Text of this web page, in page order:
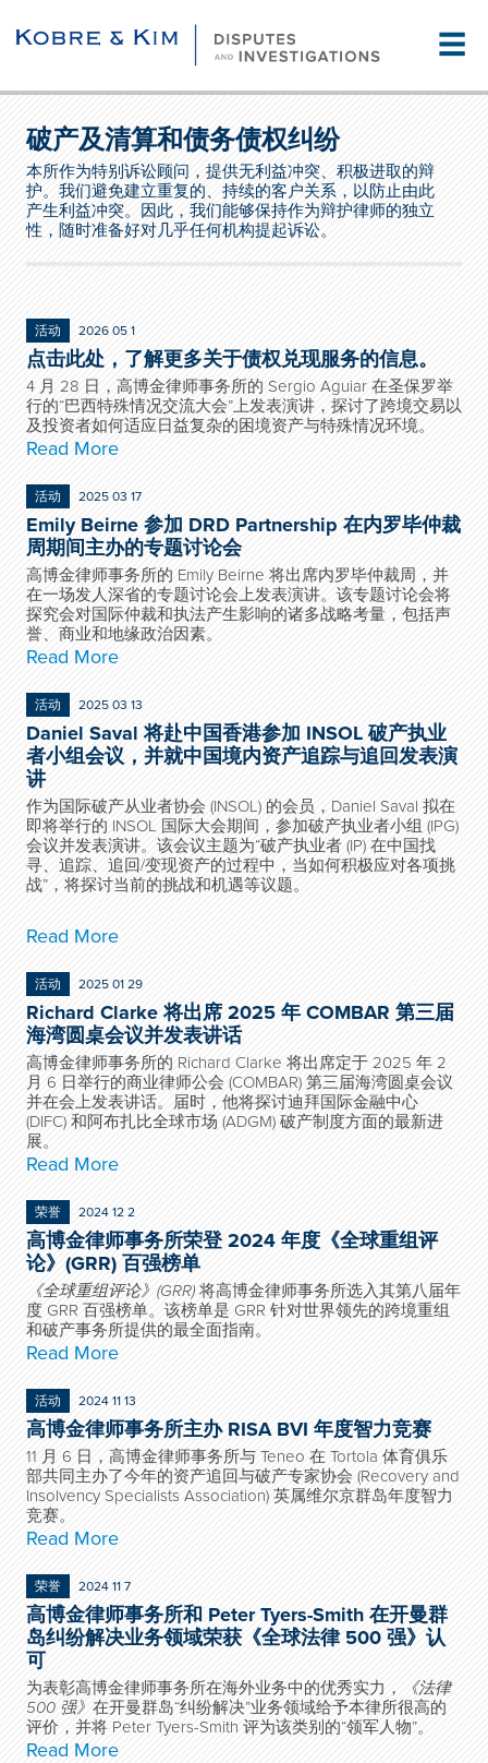
☰
破产及清算和债务债权纠纷
本所作为特别诉讼顾问，提供无利益冲突、积极进取的辩
护。我们避免建立重复的、持续的客户关系，以防止由此
产生利益冲突。因此，我们能够保持作为辩护律师的独立
性，随时准备好对几乎任何机构提起诉讼。
活动 2026 05 1
点击此处，了解更多关于债权兑现服务的信息。
4 月 28 日，高博金律师事务所的 Sergio Aguiar 在圣保罗举
行的“巴西特殊情况交流大会”上发表演讲，探讨了跨境交易以
及投资者如何适应日益复杂的困境资产与特殊情况环境。
Read More
活动 2025 03 17
Emily Beirne 参加 DRD Partnership 在内罗毕仲裁
周期间主办的专题讨论会
高博金律师事务所的 Emily Beirne 将出席内罗毕仲裁周，并
在一场发人深省的专题讨论会上发表演讲。该专题讨论会将
探究会对国际仲裁和执法产生影响的诸多战略考量，包括声
誉、商业和地缘政治因素。
Read More
活动 2025 03 13
Daniel Saval 将赴中国香港参加 INSOL 破产执业
者小组会议，并就中国境内资产追踪与追回发表演
讲
作为国际破产从业者协会 (INSOL) 的会员，Daniel Saval 拟在
即将举行的 INSOL 国际大会期间，参加破产执业者小组 (IPG)
会议并发表演讲。该会议主题为“破产执业者 (IP) 在中国找
寻、追踪、追回/变现资产的过程中，当如何积极应对各项挑
战”，将探讨当前的挑战和机遇等议题。
Read More
活动 2025 01 29
Richard Clarke 将出席 2025 年 COMBAR 第三届
海湾圆桌会议并发表讲话
高博金律师事务所的 Richard Clarke 将出席定于 2025 年 2
月 6 日举行的商业律师公会 (COMBAR) 第三届海湾圆桌会议
并在会上发表讲话。届时，他将探讨迪拜国际金融中心
(DIFC) 和阿布扎比全球市场 (ADGM) 破产制度方面的最新进
展。
Read More
荣誉 2024 12 2
高博金律师事务所荣登 2024 年度《全球重组评
论》(GRR) 百强榜单
《全球重组评论》(GRR) 将高博金律师事务所选入其第八届年
度 GRR 百强榜单。该榜单是 GRR 针对世界领先的跨境重组
和破产事务所提供的最全面指南。
Read More
活动 2024 11 13
高博金律师事务所主办 RISA BVI 年度智力竞赛
11 月 6 日，高博金律师事务所与 Teneo 在 Tortola 体育俱乐
部共同主办了今年的资产追回与破产专家协会 (Recovery and
Insolvency Specialists Association) 英属维尔京群岛年度智力
竞赛。
Read More
荣誉 2024 11 7
高博金律师事务所和 Peter Tyers-Smith 在开曼群
岛纠纷解决业务领域荣获《全球法律 500 强》认
可
为表彰高博金律师事务所在海外业务中的优秀实力，
《法律
500 强》 在开曼群岛“纠纷解决”业务领域给予本律所很高的
评价，并将 Peter Tyers-Smith 评为该类别的“领军人物”。
Read More